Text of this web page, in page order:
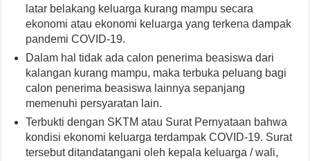
latar belakang keluarga kurang mampu secara
ekonomi atau ekonomi keluarga yang terkena dampak
pandemi COVID-19.
Dalam hal tidak ada calon penerima beasiswa dari
kalangan kurang mampu, maka terbuka peluang bagi
calon penerima beasiswa lainnya sepanjang
memenuhi persyaratan lain.
Terbukti dengan SKTM atau Surat Pernyataan bahwa
kondisi ekonomi keluarga terdampak COVID-19. Surat
tersebut ditandatangani oleh kepala keluarga / wali,